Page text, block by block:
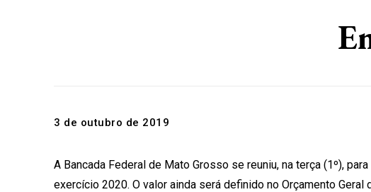
3 de outubro de 2019
A Bancada Federal de Mato Grosso se reuniu, na terça (1º),
exercício 2020. O valor ainda será definido no Orçamento